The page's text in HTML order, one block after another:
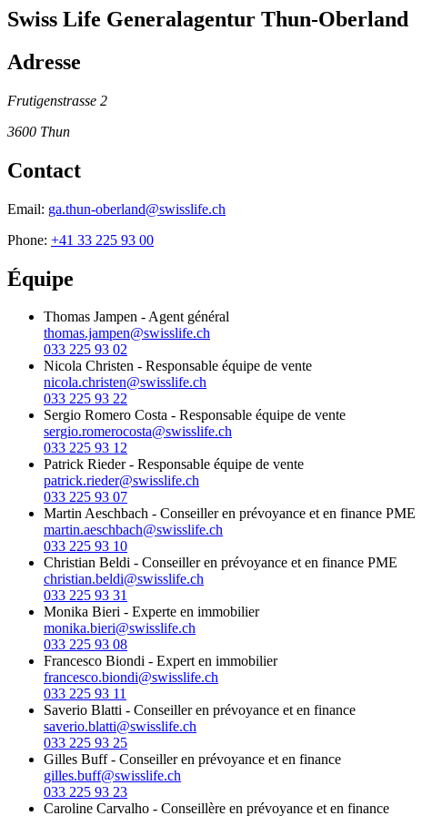
Swiss Life Generalagentur Thun-Oberland
Adresse
Frutigenstrasse 2
3600 Thun
Contact
Email: ga.thun-oberland@swisslife.ch
Phone: +41 33 225 93 00
Équipe
Thomas Jampen -Agent général
thomas.jampen@swisslife.ch
033 225 93 02
Nicola Christen - Responsable équipe de vente
nicola.christen@swisslife.ch
033 225 93 22
Sergio Romero Costa - Responsable équipe de vente
sergio.romerocosta@swisslife.ch
033 225 93 12
Patrick Rieder- Responsable équipe de vente
patrick.rieder@swisslife.ch
033 225 93 07
Martin Aeschbach - Conseiller en prévoyance et en finance PME
martin.aeschbach@swisslife.ch
033 225 93 10
Christian Beldi - Conseiller en prévoyance et en finance PME
christian.beldi@swisslife.ch
033 225 93 31
Monika Bieri - Experte en immobilier
monika.bieri@swisslife.ch
033 225 93 08
Francesco Biondi - Expert en immobilier
francesco.biondi@swisslife.ch
033 225 93 11
Saverio Blatti - Conseiller en prévoyance et en finance
saverio.blatti@swisslife.ch
033 225 93 25
Gilles Buff- Conseiller en prévoyance et en finance
gilles.buff@swisslife.ch
033 225 93 23
Caroline Carvalho - Conseillère en prévoyance et en finance